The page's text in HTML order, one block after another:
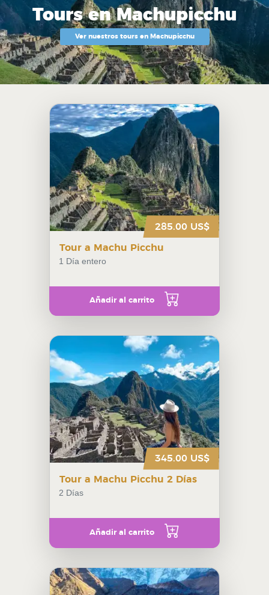
Tours en Machupicchu
Ver nuestros tours en Machupicchu
Tour a Machu Picchu
1 Día entero
285.00 US$
Añadir al carrito
Tour a Machu Picchu 2 Días
2 Días
345.00 US$
Añadir al carrito